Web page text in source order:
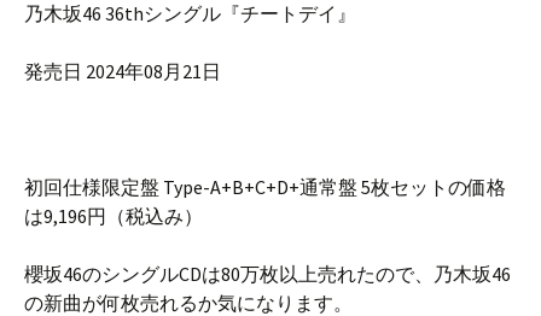
乃木坂46 36thシングル『チートデイ』
発売日 2024年08月21日
初回仕様限定盤 Type-A+B+C+D+通常盤 5枚セットの価格
は9,196円（税込み）
櫻坂46のシングルCDは80万枚以上売れたので、乃木坂46
の新曲が何枚売れるか気になります。